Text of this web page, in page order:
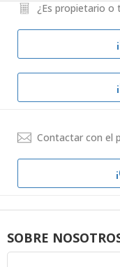
¿Es propietario o
Contactar con el
SOBRE